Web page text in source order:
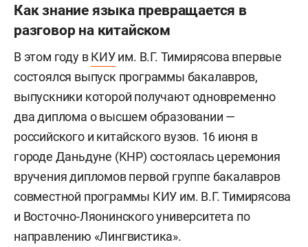
Как знание языка превращается в
разговор на китайском
В этом году вКИУим. В.Г. Тимирясова впервые
состоялся выпуск программы бакалавров,
выпускники которой получают одновременно
два диплома о высшем образовании —
российского и китайского вузов. 16 июня в
городе Даньдуне (КНР) состоялась церемония
вручения дипломов первой группе бакалавров
совместной программы КИУ им. В.Г. Тимирясова
и Восточно-Ляонинского университета по
направлению «Лингвистика».